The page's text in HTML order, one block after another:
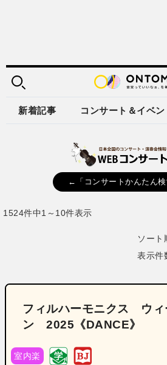
新着記事 コンサート＆イベン
←「コンサートかんたん
1524件中1～10件表示
ソート
表示件
フィルハーモニクス ウィ
ン 2025《DANCE》
室内楽